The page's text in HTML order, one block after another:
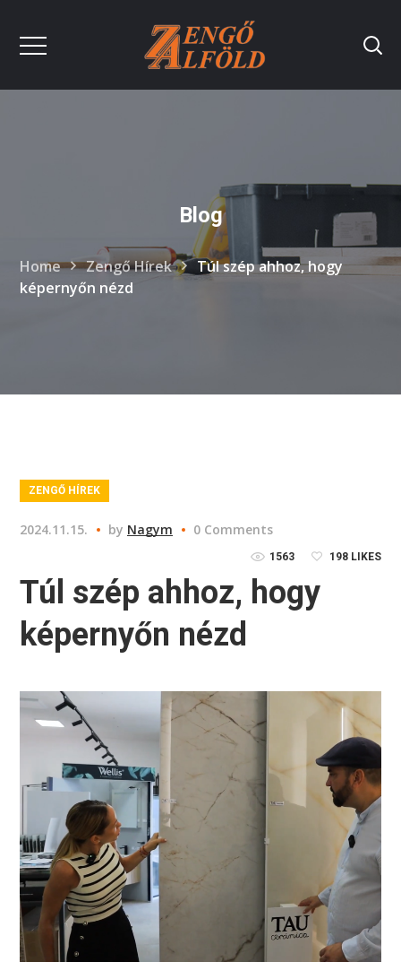
Blog
Home Zengő Hírek
Túl szép ahhoz, hogy
képernyőn nézd
ZENGŐ HÍREK
2024.11.15. by Nagym 0 Comments
198 LIKES
1563
Túl szép ahhoz, hogy
képernyőn nézd